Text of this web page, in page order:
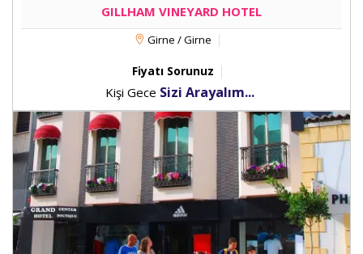
GILLHAM VINEYARD HOTEL
Girne / Girne
Fiyatı Sorunuz
Kişi Gece Sizi Arayalım...